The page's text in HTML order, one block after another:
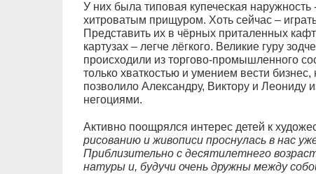
У них была типовая купеческая
хитроватым прищуром. Хоть сейчас –
Представить их в чёрных приталенных
картузах – легче лёгкого. Великие гуру
происходили из торгово-промышленного
только хваткостью и умением вести
позволило Александру, Виктору и Леониду
негоциями.
Активно поощрялся интерес детей к
рисованию и живописи проснулась в нас
Приблизительно с десятилетнего
натуры и, будучи очень дружны между